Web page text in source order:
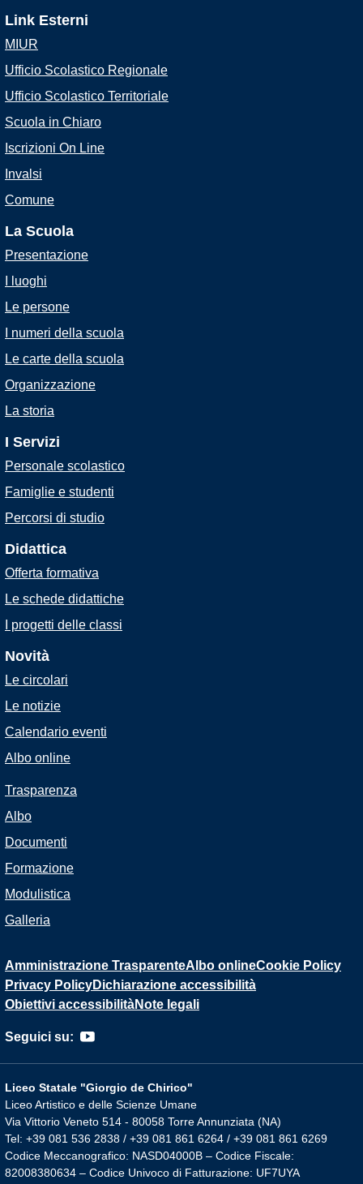
Link Esterni
MIUR
Ufficio Scolastico Regionale
Ufficio Scolastico Territoriale
Scuola in Chiaro
Iscrizioni On Line
Invalsi
Comune
La Scuola
Presentazione
I luoghi
Le persone
I numeri della scuola
Le carte della scuola
Organizzazione
La storia
I Servizi
Personale scolastico
Famiglie e studenti
Percorsi di studio
Didattica
Offerta formativa
Le schede didattiche
I progetti delle classi
Novità
Le circolari
Le notizie
Calendario eventi
Albo online
Trasparenza
Albo
Documenti
Formazione
Modulistica
Galleria
Amministrazione TrasparenteAlbo onlineCookie Policy
Privacy PolicyDichiarazione accessibilità
Obiettivi accessibilitàNote legali
Seguici su:
Liceo Statale "Giorgio de Chirico"
Liceo Artistico e delle Scienze Umane
Via Vittorio Veneto 514 - 80058 Torre Annunziata (NA)
Tel: +39 081 536 2838 / +39 081 861 6264 / +39 081 861 6269
Codice Meccanografico: NASD04000B – Codice Fiscale:
82008380634 – Codice Univoco di Fatturazione: UF7UYA